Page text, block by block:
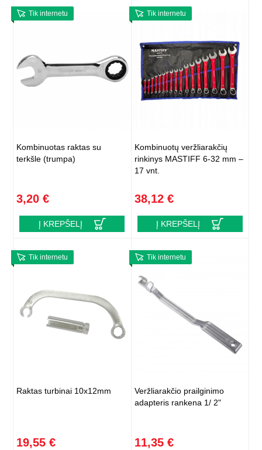
Tik internetu
Kombinuotas raktas su
terkšle (trumpa)
3,20 €
Į KREPŠELĮ
Tik internetu
Kombinuotų veržliarakčių
rinkinys MASTIFF 6-32 mm –
17 vnt.
38,12 €
Į KREPŠELĮ
Tik internetu
Raktas turbinai 10x12mm
19,55 €
Tik internetu
Veržliarakčio prailginimo
adapteris rankena 1/ 2"
11,35 €